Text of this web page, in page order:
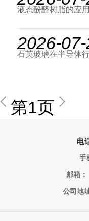
液态酚醛树脂的应
2026-
石英玻璃在半导体
第1页
电
手
邮箱：
公司地